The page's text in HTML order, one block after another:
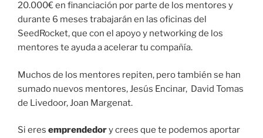
20.000€ en financiación por parte de los mentores y
durante 6 meses trabajarán en las oficinas del
SeedRocket, que con el apoyo y networking de los
mentores te ayuda a acelerar tu compañía.
Muchos de los mentores repiten, pero también se han
sumado nuevos mentores, Jesús Encinar, David Tomas
de Livedoor, Joan Margenat.
Si eres emprendedory crees que te podemos aportar